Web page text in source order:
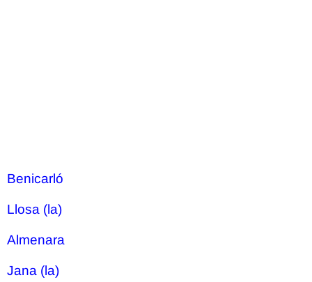
Benicarló
Llosa (la)
Almenara
Jana (la)